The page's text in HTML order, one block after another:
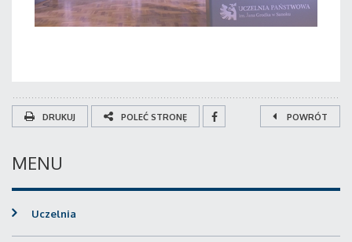
DRUKUJ POLEĆ STRONĘ POWRÓT
MENU
Uczelnia